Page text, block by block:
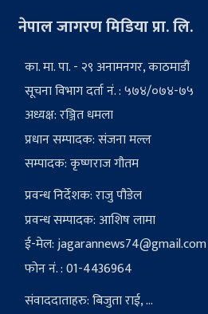
नेपाल जागरण मिडिया प्रा. लि.
का. मा. पा. - २९ अनामनगर, काठमाडौं
सूचना विभाग दर्ता नं. : ५७४/०७४-७५
अध्यक्ष: रञ्जित धमला
प्रधान सम्पादक: संजना मल्ल
सम्पादक: कृष्णराज गौतम
प्रवन्ध निर्देशक: राजु पौडेल
प्रवन्ध सम्पादक: आशिष लामा
ई-मेल:jagarannews74@gmail.com
फोन नं. : 01-4436964
संवाददाताहरु: बिजुता राई, ...